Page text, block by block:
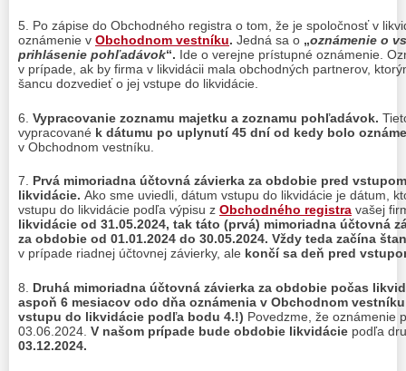
Po zápise do Obchodného registra o tom, že je spoločnosť v
oznámenie v Obchodnom vestníku. Jedná sa o „oznámenie o
prihlásenie pohľadávok“. Ide o verejne prístupné oznámenie.
v prípade, ak by firma v likvidácii mala obchodných partnerov,
šancu dozvedieť o jej vstupe do likvidácie.
Vypracovanie zoznamu majetku a zoznamu pohľadávok.
vypracované k dátumu po uplynutí 45 dní od kedy bolo
v Obchodnom vestníku.
Prvá mimoriadna účtovná závierka za obdobie pred
likvidácie. Ako sme uviedli, dátum vstupu do likvidácie je dátum,
vstupu do likvidácie podľa výpisu z Obchodného registra vašej
likvidácie od 31.05.2024, tak táto (prvá) mimoriadna účtovná
za obdobie od 01.01.2024 do 30.05.2024. Vždy teda začína
v prípade riadnej účtovnej závierky, ale končí sa deň pred
Druhá mimoriadna účtovná závierka za obdobie počas
aspoň 6 mesiacov odo dňa oznámenia v Obchodnom
vstupu do likvidácie podľa bodu 4.!) Povedzme, že oznámenie
03.06.2024. V našom prípade bude obdobie likvidácie podľa
03.12.2024.